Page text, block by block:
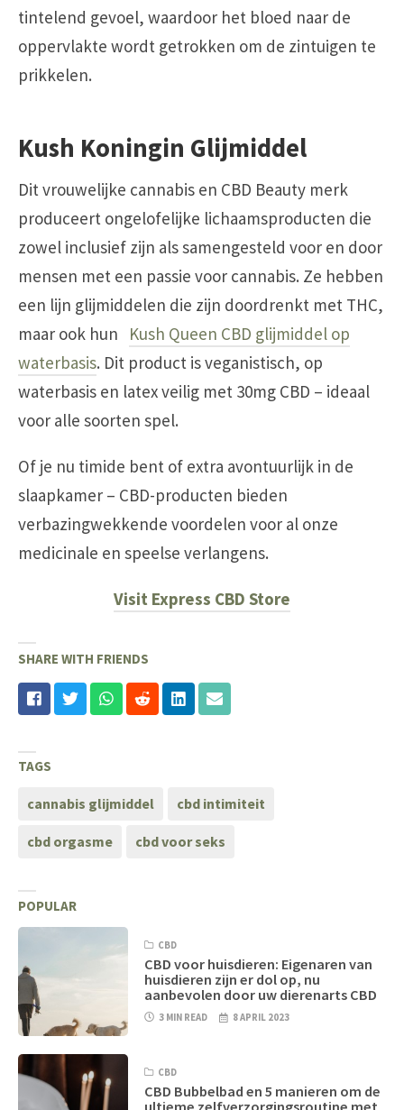
tintelend gevoel, waardoor het bloed naar de
oppervlakte wordt getrokken om de zintuigen te
prikkelen.
Kush Koningin Glijmiddel
Dit vrouwelijke cannabis en CBD Beauty merk
produceert ongelofelijke lichaamsproducten die
zowel inclusief zijn als samengesteld voor en door
mensen met een passie voor cannabis. Ze hebben
een lijn glijmiddelen die zijn doordrenkt met THC,
maar ook hun Kush Queen CBD glijmiddel op
waterbasis. Dit product is veganistisch, op
waterbasis en latex veilig met 30mg CBD – ideaal
voor alle soorten spel.
Of je nu timide bent of extra avontuurlijk in de
slaapkamer – CBD-producten bieden
verbazingwekkende voordelen voor al onze
medicinale en speelse verlangens.
Visit Express CBD Store
SHARE WITH FRIENDS
TAGS
cannabis glijmiddel cbd intimiteit
cbd orgasme cbd voor seks
POPULAR
CBD
CBD voor huisdieren: Eigenaren van
huisdieren zijn er dol op, nu
aanbevolen door uw dierenarts CBD
3 MIN READ 8 APRIL 2023
CBD
CBD Bubbelbad en 5 manieren om de